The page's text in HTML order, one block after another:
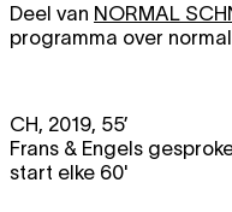
Deel van NORMAL
programma over
CH, 2019, 55’
Frans & Engels
start elke 60'